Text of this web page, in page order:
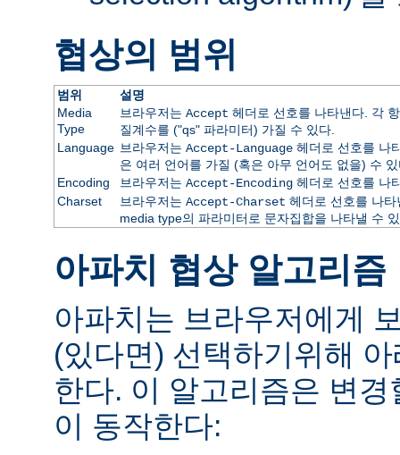
협상의 범위
범위
설명
Media
Type
브라우저는 Accept 헤더로 선호를 나타낸다. 각
질계수를 ("qs" 파라미터) 가질 수 있다.
Language 브라우저는 Accept-Language헤더로 선호를 나
은 여러 언어를 가질 (혹은 아무 언어도 없을) 수
Encoding
브라우저는 Accept-Encoding헤더로 선호를 나
Charset
브라우저는 Accept-Charset 헤더로 선호를 나
media type의 파라미터로 문자집합을 나타낼 수
아파치 협상 알고리즘
아파치는 브라우저에게
(있다면) 선택하기위해
한다. 이 알고리즘은 변
이 동작한다: